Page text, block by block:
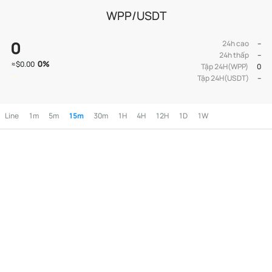
WPP/USDT
0
≈$0.00 0%
24h cao
--
24h thấp
--
Tập 24H(WPP)
0
Tập 24H(USDT)
--
Line 1m 5m 15m 30m 1H 4H 12H 1D 1W